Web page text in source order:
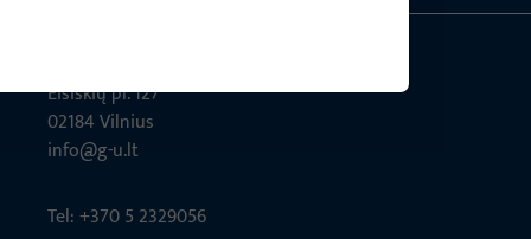
Eišiškių pl. 127
02184 Vil­nius
info@g-u.lt
Tel: +370 5 2329056